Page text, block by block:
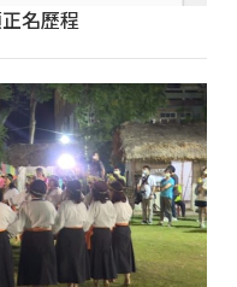
名歷程